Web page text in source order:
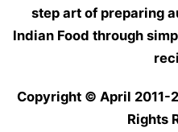
step art of preparing
Indian Food through
Copyright © April 2011-
Rights